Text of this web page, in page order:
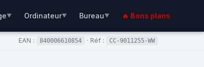
▼ Ordinateur▼ Bureau▼ 🔥 Bons plans
EAN : 840006610854 · Réf : CC-9011255-WW